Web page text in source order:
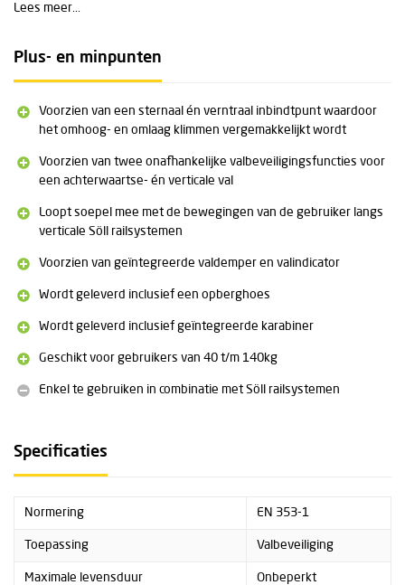
Voorzien van een sternaal en ventraal inbindtpunt waardoor het
De maximale valafstand voordat het systeem blokkeert is 140mm
Op een rail die beschikt over bevestigingsgaten is deze maximale
valafstand slechts 70mm
Het naar beneden trekken van de karabiner activeert de
Standaard voorzien van pictogrammen voor het juist bevestigen
aan het harnas en op de rail
-10° tot +15°
Geschikt voor gebruikers van 40 tot 140 kg
Wordt geleverd inclusief een opberghoes
aan het harnas, die eenvoudig met één hand (ook met
Op aanvraag kunnen wij meerdere vangwagens van Söll leveren,
neem hiervoor
contactmet ons op
Lees meer...
Plus- en minpunten
Voorzien van een sternaal én verntraal inbindtpunt waardoor
het omhoog- en omlaag klimmen vergemakkelijkt wordt
Voorzien van twee onafhankelijke valbeveiligingsfuncties voor
een achterwaartse- én verticale val
Loopt soepel mee met de bewegingen van de gebruiker langs
verticale Söll railsystemen
Voorzien van geïntegreerde valdemper en valindicator
Wordt geleverd inclusief een opberghoes
Wordt geleverd inclusief geïntegreerde karabiner
Geschikt voor gebruikers van 40 t/m 140kg
Enkel te gebruiken in combinatie met Söll railsystemen
Specificaties
Normering EN 353-1
Toepassing Valbeveiliging
Maximale levensduur Onbeperkt